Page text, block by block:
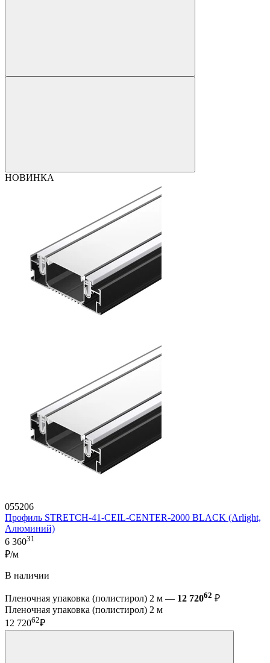
НОВИНКА
055206
Профиль STRETCH-41-CEIL-CENTER-2000 BLACK (Arlight,
Алюминий)
6 36031
₽/м
В наличии
Пленочная упаковка (полистирол) 2 м — 12 72062 ₽
Пленочная упаковка (полистирол) 2 м
12 72062₽